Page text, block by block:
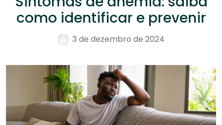
como identificar e prevenir
3 de dezembro de 2024